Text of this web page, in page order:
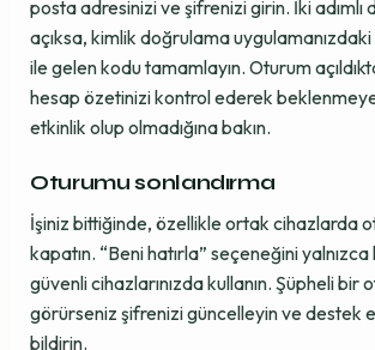
posta adresinizi ve şifrenizi girin. İki adımlı
açıksa, kimlik doğrulama
ile gelen kodu tamamlayın. Oturum
hesap özetinizi kontrol ederek
etkinlik olup olmadığına bakın.
Oturumu sonlandırma
İşiniz bittiğinde, özellikle ortak cihazlarda
kapatın. “Beni hatırla” seçeneğini yalnızca
güvenli cihazlarınızda kullanın. Şüpheli bir
görürseniz şifrenizi güncelleyin ve destek
bildirin.